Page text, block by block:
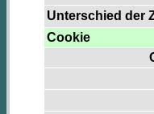
Unterschied der
Cookie